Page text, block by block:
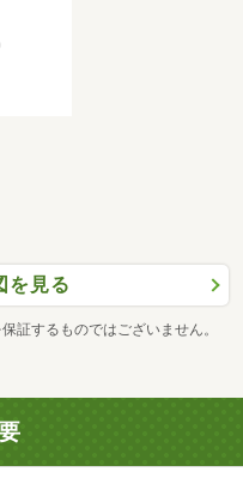
を見る
証するものではございません。